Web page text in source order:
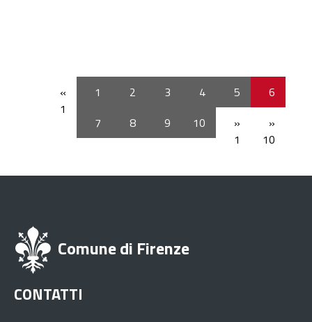
«
1
1 2 3 4 5
6
7
8 9 10
»
1
»
10
Comune di Firenze
CONTATTI